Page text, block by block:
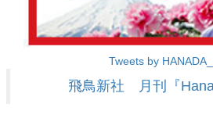
Tweets by
飛鳥新社 月刊『